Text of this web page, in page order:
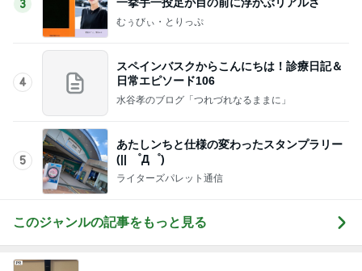
神がかってる掃除機
Amebaトピックス 12時間前
だいた 行けない全身マッサージの訳
Amebaトピックス 1日前
Amebaトピックス 1日前